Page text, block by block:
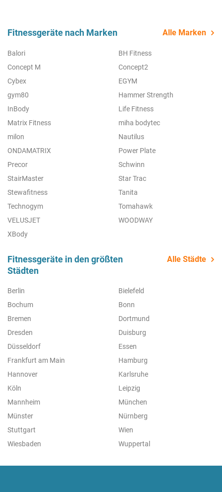
Fitnessgeräte nach Marken Alle Marken
Balori
BH Fitness
Concept M
Concept2
Cybex
EGYM
gym80
Hammer Strength
InBody
Life Fitness
Matrix Fitness
miha bodytec
milon
Nautilus
ONDAMATRIX
Power Plate
Precor
Schwinn
StairMaster
Star Trac
Stewafitness
Tanita
Technogym
Tomahawk
VELUSJET
WOODWAY
XBody
Fitnessgeräte in den größten
Städten
Alle Städte
Berlin
Bielefeld
Bochum
Bonn
Bremen
Dortmund
Dresden
Duisburg
Düsseldorf
Essen
Frankfurt am Main
Hamburg
Hannover
Karlsruhe
Köln
Leipzig
Mannheim
München
Münster
Nürnberg
Stuttgart
Wien
Wiesbaden
Wuppertal